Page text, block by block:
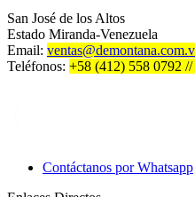
San José de los Altos
Estado Miranda-Venezuela
Email:
Teléfonos: +58 (412) 558 0792
Contáctanos por Whatsapp